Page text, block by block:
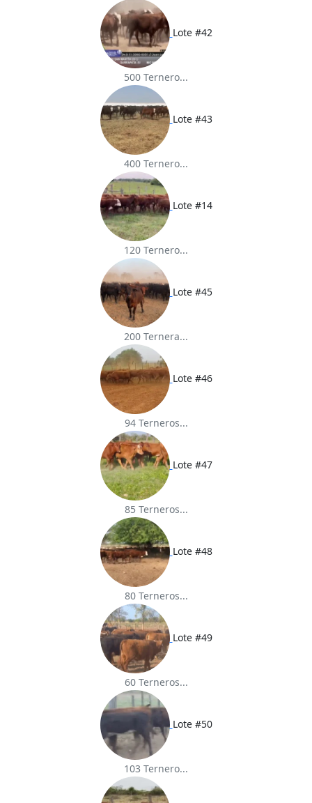
Lote #42
500 Ternero...
Lote #43
400 Ternero...
Lote #14
120 Ternero...
Lote #45
200 Ternera...
Lote #46
94 Terneros...
Lote #47
85 Terneros...
Lote #48
80 Terneros...
Lote #49
60 Terneros...
Lote #50
103 Ternero...